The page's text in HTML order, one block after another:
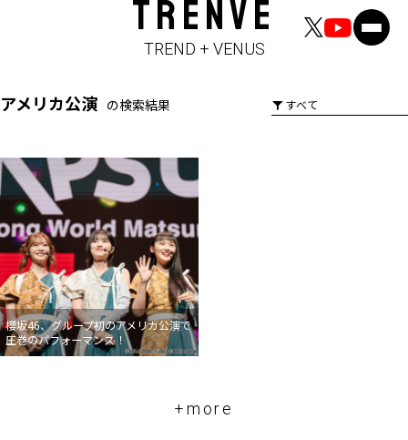
TRENVE
TREND + VENUS
アメリカ公演 の検索結果
櫻坂46、グループ初のアメリカ公演で
圧巻のパフォーマンス！
+more